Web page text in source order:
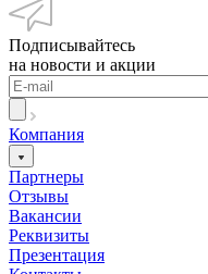
Подписывайтесь
на новости и акции
Компания
Партнеры
Отзывы
Вакансии
Реквизиты
Презентация